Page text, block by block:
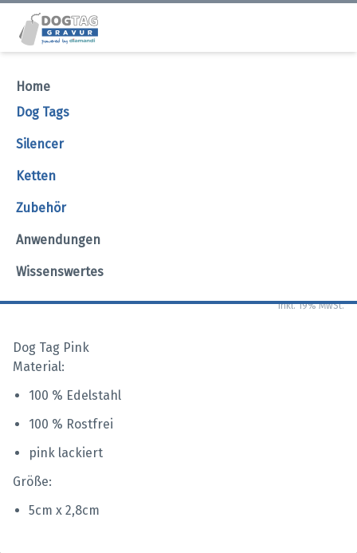
Home
Dog Tags
Silencer
Ketten
Zubehör
Anwendungen
Wissenswertes
Dog Tag pink
inkl. 19% MwSt.
Dog Tag Pink
Material:
100 % Edelstahl
100 % Rostfrei
pink lackiert
Größe:
5cm x 2,8cm